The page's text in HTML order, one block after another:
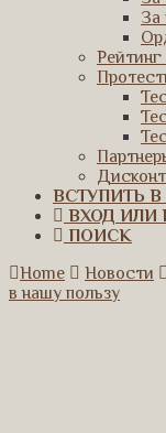
За
ВСТУПИТЬ В
ВХОД ИЛИ
ПОИСК
Home
Новости
в нашу пользу